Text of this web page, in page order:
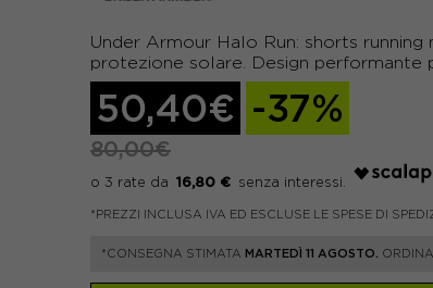
Under Armour Halo Run: shorts
protezione solare. Design performante
50,40€ -37%
80,00€
16,80 €
*PREZZI INCLUSA IVA ED ESCLUSE LE SPESE DI
*CONSEGNA STIMATA MARTEDÌ 11 AGOSTO.